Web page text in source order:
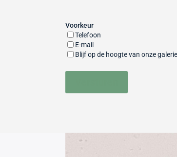
Voorkeur
Telefoon
E-mail
Blijf op de hoogte van onze